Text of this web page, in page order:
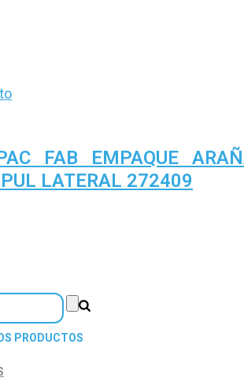
FAB EMPAQUE
LATERAL 272409
PRODUCTOS